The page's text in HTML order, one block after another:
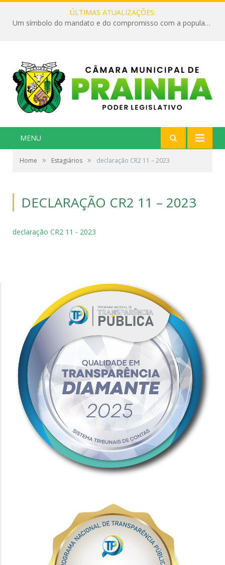
ÚLTIMAS ATUALIZAÇÕES:
Um símbolo do mandato e do compromisso com a população
MENU
Home » Estagiários » declaração CR2 11 – 2023
DECLARAÇÃO CR2 11 – 2023
declaração CR2 11 - 2023